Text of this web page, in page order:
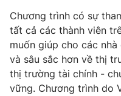
Sản phẩm
Thị trường
Tư vấn
Lịch phát sóng
Chuyên mục khác
Chương trình có sự
tất cả các thành viên
muốn giúp cho các
và sâu sắc hơn về thị
thị trường tài chính -
vững. Chương trình do